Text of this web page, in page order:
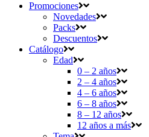
Promociones
Novedades
Packs
Descuentos
Catálogo
Edad
0 – 2 años
2 – 4 años
4 – 6 años
6 – 8 años
8 – 12 años
12 años a más